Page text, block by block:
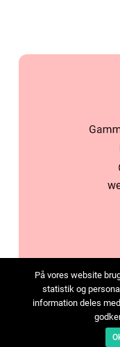
På vores website
statistik og
information deles